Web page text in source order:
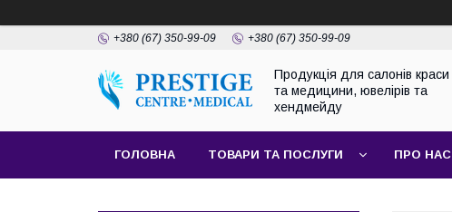
+380 (67) 350-99-09 +380 (67) 350-99-09
Продукція для салонів краси
та медицини, ювелірів та
хендмейду
ГОЛОВНА ТОВАРИ ТА ПОСЛУГИ ПРО НАС